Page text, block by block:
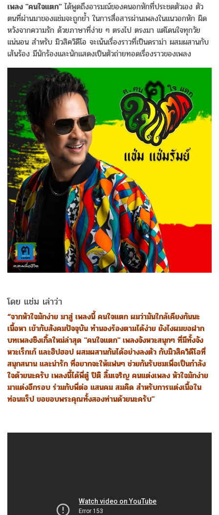
เพลง "คนใจแตก" ได้พูดถึงอารมณ์ของคนอกหักที่ประชดตัวเอง ตัว
ตนที่ผ่านมาของแช่มจะถูกย้ำ ในการสื่อสารผ่านเพลงในแนวอกหัก ผิด
หวังจากความรัก ด้วยภาษาที่ง่าย ๆ ตรงไป ตรงมา แต่โดนใจทุกวัย
แน่นอน สำหรับ มิวสิควิดีโอ จะเน้นเรื่องราวที่เป็นดราม่า ผสมผสานกับ
เส้นร้อง มีนักร้องและนักแสดงเป็นตัวถ่ายทอดเรื่องราวของเพลง
โดย แช่ม เล่าว่า
“จากหัวใจมักง่าย มาสู่ เพลงนี้ คนใจแตก ผมว่ามันใกล้เคียงกันนะ
เนื้อหา เข้ากับสังคมปัจจุบัน ทำนองร้องตามได้ง่าย ยังไงผมขอฝาก
บทเพลงซิงเกิ้ลใหม่ล่าสุด "คนใจแตก" เพลงจังหวะสนุกๆ ที่มีทั้งจัง
หวะเร็กเก้ และฮิปฮอป ผสมผสานกันได้อย่างลงตัว กับมิวสิควิดีโอที่
สนุกสนาน และน่ารัก ที่อยากจะให้แฟนๆ ช่วยกันรับชมเพื่อเป็นกำลัง
ใจด้วยนะครับ เพลงนี้ได้พี่ตู๋ ปิติ ลิ้มเจริญ คนแต่งเพลง หัวใจมักง่าย
มาแต่งอีกรอบ ร่วมกับพี่ต่อ แสนคม สมคิด สำหรับการแต่งเนื้อใน
ท่อนแร็ป ขอขอบพระคุณทั้งสองท่านด้วยนะครับ"